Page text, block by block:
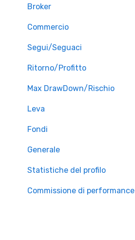
Broker
Commercio
Segui/Seguaci
Ritorno/Profitto
Max DrawDown/Rischio
Leva
Fondi
Generale
Statistiche del profilo
Commissione di performance